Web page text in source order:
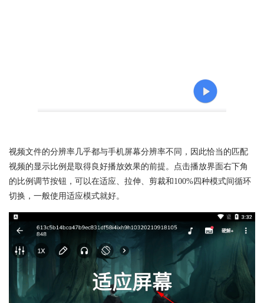
视频文件的分辨率几乎都与手机屏幕分辨率不同，因此恰当的匹配
视频的显示比例是取得良好播放效果的前提。点击播放界面右下角
的比例调节按钮，可以在适应、拉伸、剪裁和100%四种模式间循环
切换，一般使用适应模式就好。